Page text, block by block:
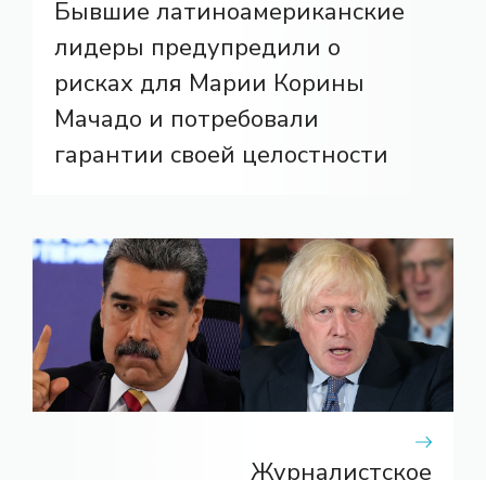
Бывшие латиноамериканские
лидеры предупредили о
рисках для Марии Корины
Мачадо и потребовали
гарантии своей целостности
Журналистское